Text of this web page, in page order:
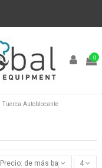
0
Tuerca Autoblocante
Precio: de más bajo a más alto
4